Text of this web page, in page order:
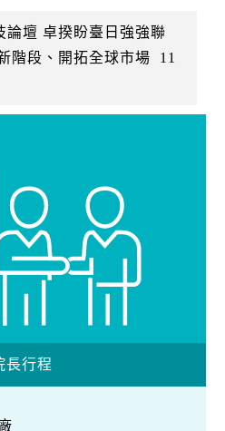
論壇 卓揆盼臺日強強聯
階段、開拓全球市場
11
長行程